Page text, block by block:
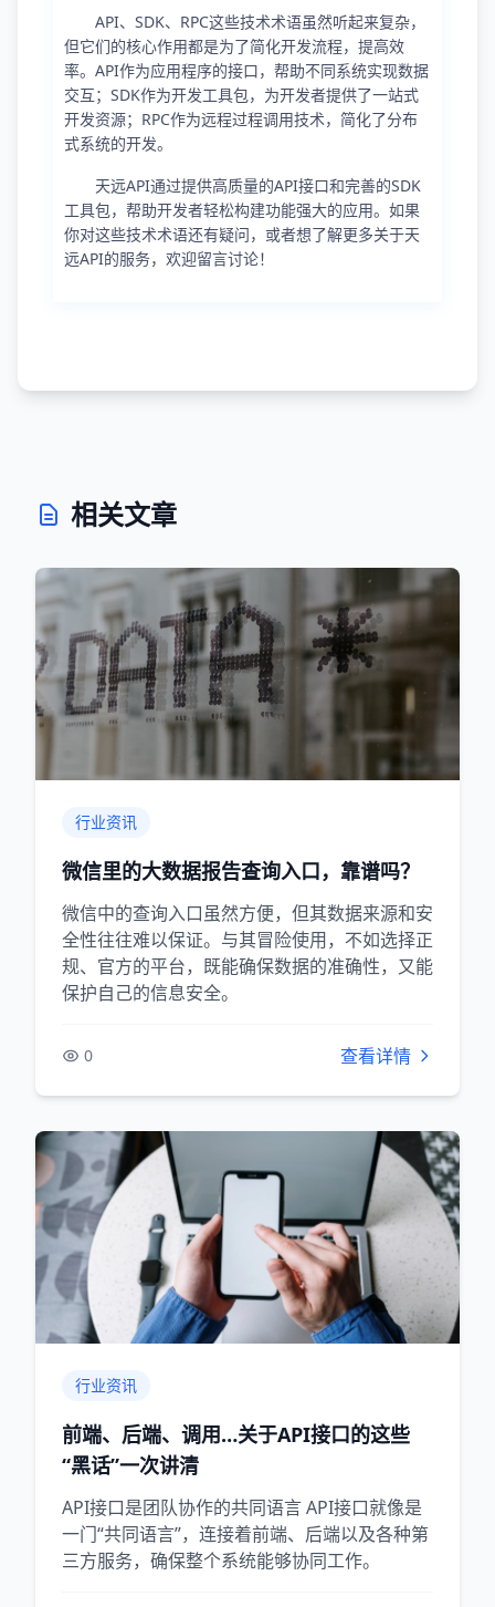
API、SDK、RPC这些技术术语虽然听起来复杂，
但它们的核心作用都是为了简化开发流程，提高效
率。API作为应用程序的接口，帮助不同系统实现数据
交互；SDK作为开发工具包，为开发者提供了一站式
开发资源；RPC作为远程过程调用技术，简化了分布
式系统的开发。
天远API通过提供高质量的API接口和完善的SDK
工具包，帮助开发者轻松构建功能强大的应用。如果
你对这些技术术语还有疑问，或者想了解更多关于天
远API的服务，欢迎留言讨论！
相关文章
行业资讯
微信里的大数据报告查询入口，靠谱吗？
微信中的查询入口虽然方便，但其数据来源和安
全性往往难以保证。与其冒险使用，不如选择正
规、官方的平台，既能确保数据的准确性，又能
保护自己的信息安全。
0 查看详情
行业资讯
前端、后端、调用…关于API接口的这些
“黑话”一次讲清
API接口是团队协作的共同语言 API接口就像是
一门“共同语言”，连接着前端、后端以及各种第
三方服务，确保整个系统能够协同工作。